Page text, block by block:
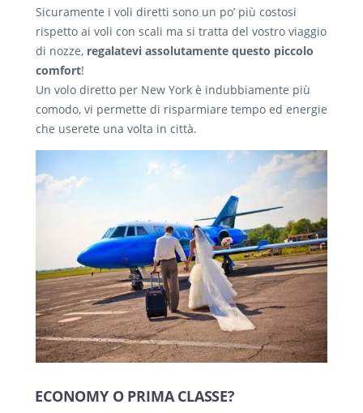
Sicuramente i voli diretti sono un po’ più costosi
rispetto ai voli con scali ma si tratta del vostro viaggio
di nozze, regalatevi assolutamente questo piccolo
comfort!
Un volo diretto per New York è indubbiamente più
comodo, vi permette di risparmiare tempo ed energie
che userete una volta in città.
ECONOMY O PRIMA CLASSE?